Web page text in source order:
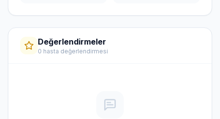
Değerlendirmeler
0 hasta değerlendirmesi